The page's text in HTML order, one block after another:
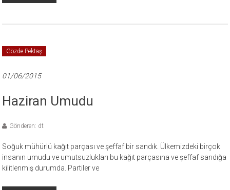
Gözde Pektaş
01/06/2015
Haziran Umudu
Gönderen: dt
Soğuk mühürlü kağıt parçası ve şeffaf bir sandık. Ülkemizdeki birçok
insanın umudu ve umutsuzlukları bu kağıt parçasına ve şeffaf sandığa
kilitlenmiş durumda. Partiler ve